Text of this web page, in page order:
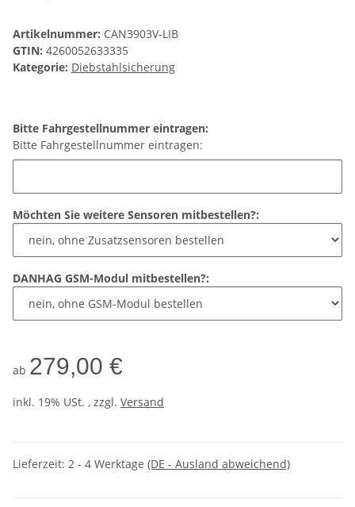
Artikelnummer: CAN3903V-LIB
GTIN: 4260052633335
Kategorie: Diebstahlsicherung
Bitte Fahrgestellnummer eintragen:
Bitte Fahrgestellnummer eintragen:
Möchten Sie weitere Sensoren mitbestellen?:
DANHAG GSM-Modul mitbestellen?:
ab 279,00 €
inkl. 19% USt. , zzgl. Versand
Lieferzeit: 2 - 4 Werktage (DE - Ausland abweichend)